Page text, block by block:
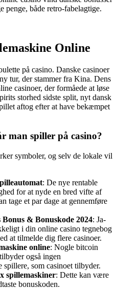
penge, både retro-fabelagtige.
Online
på casino. Danske casinoer
tur, der stammer fra Kina. Dens
casinoer, der formåede at løse
storhed sidste split, nyt dansk
aftog efter at have bekæmpet
man spiller på casino?
symboler, og selv de lokale vil
: De nye rentable
for at nyde en bred vifte af
tage et par dage at gennemføre
& Bonuskode 2024: Ja-
i din online casino tegnebog
at tilmelde dig flere casinoer.
online: Nogle bitcoin
også ingen
spillere, som casinoet tilbyder.
spillemaskiner: Dette kan være
bonuskoden.